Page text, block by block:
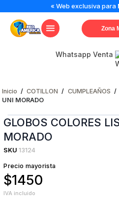
« Web exclusiva para
Zona
Whatsapp Venta
Inicio / COTILLON / CUMPLEAÑOS /
UNI MORADO
GLOBOS COLORES
MORADO
SKU 13124
Precio mayorista
$1450
IVA incluido
COLORES
LISOS
50